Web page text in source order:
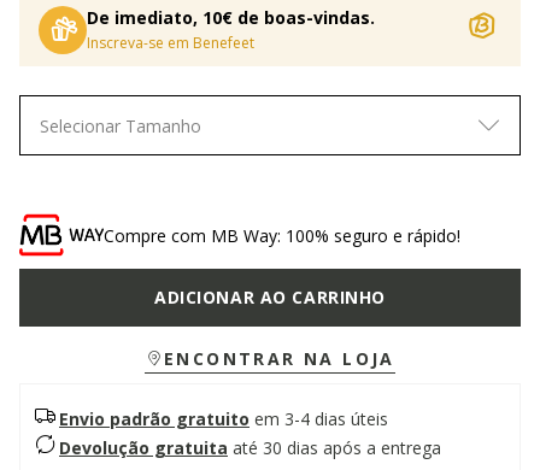
De imediato, 10€ de boas-vindas.
Inscreva-se em Benefeet
Selecionar Tamanho
Compre com MB Way: 100% seguro e rápido!
ADICIONAR AO CARRINHO
ENCONTRAR NA LOJA
Envio padrão gratuito em 3-4 dias úteis
Devolução gratuita até 30 dias após a entrega